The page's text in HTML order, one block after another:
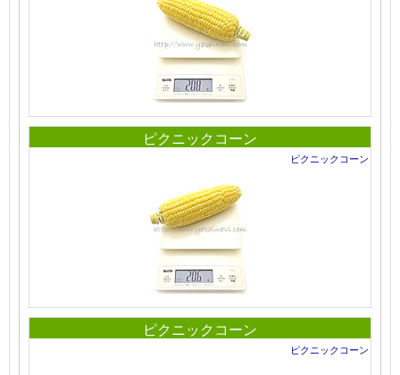
ピクニックコーン
ピクニックコーン
ピクニックコーン
ピクニックコーン